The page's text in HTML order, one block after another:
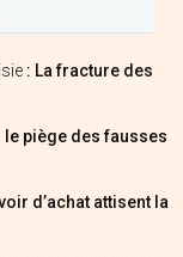
: La fracture des
le piège des fausses
d’achat attisent la